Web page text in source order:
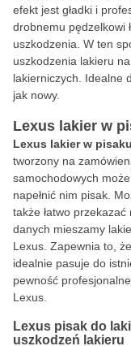
efekt jest gładki i
drobnemu pędzelkowi
uszkodzenia. W ten
uszkodzenia lakieru
lakierniczych. Idealne
jak nowy.
Lexus lakier w
Lexus lakier w
tworzony na
samochodowych
napełnić nim pisak.
także łatwo
danych mieszamy
Lexus. Zapewnia to,
idealnie pasuje do
pewność
Lexus.
Lexus pisak do
uszkodzeń lakieru